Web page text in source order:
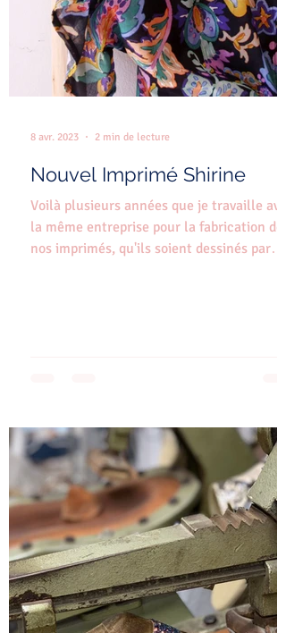
Nouvel Imprimé Shirine
Voilà plusieurs années que je travaille avec
la même entreprise pour la fabrication de
nos imprimés, qu'ils soient dessinés par
8 avr. 2023 2 min de lecture